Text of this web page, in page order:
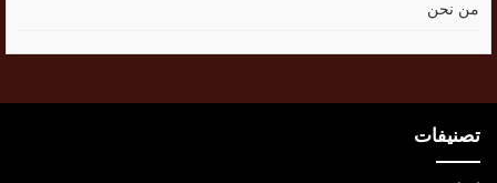
من نحن
تصنيفات